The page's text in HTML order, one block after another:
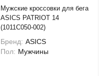
Мужские кроссовки для бега
ASICS PATRIOT 14
(1011C050-002)
Бренд: ASICS
Пол: Мужчины